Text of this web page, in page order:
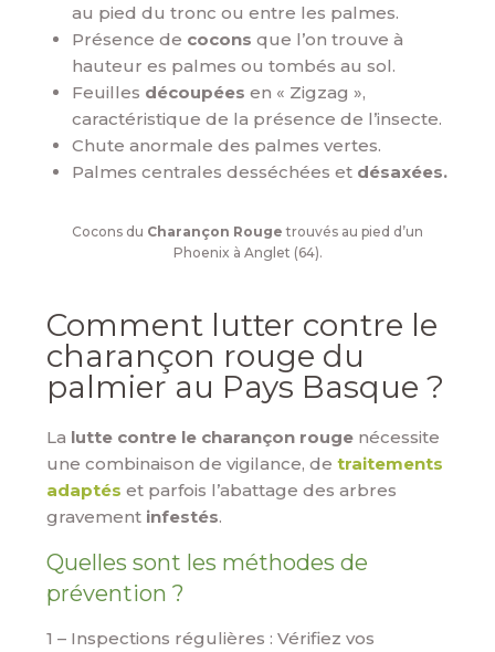
au pied du tronc ou entre les palmes.
Présence de cocons que l’on trouve à
hauteur es palmes ou tombés au sol.
Feuilles découpées en « Zigzag »,
caractéristique de la présence de l’insecte.
Chute anormale des palmes vertes.
Palmes centrales desséchées et désaxées.
Cocons du Charançon Rouge trouvés au pied d’un
Phoenix à Anglet (64).
Comment lutter contre le
charançon rouge du
palmier au Pays Basque ?
La lutte contre le charançon rouge nécessite
une combinaison de vigilance, de traitements
adaptés et parfois l’abattage des arbres
gravement infestés.
Quelles sont les méthodes de
prévention ?
1 – Inspections régulières : Vérifiez vos